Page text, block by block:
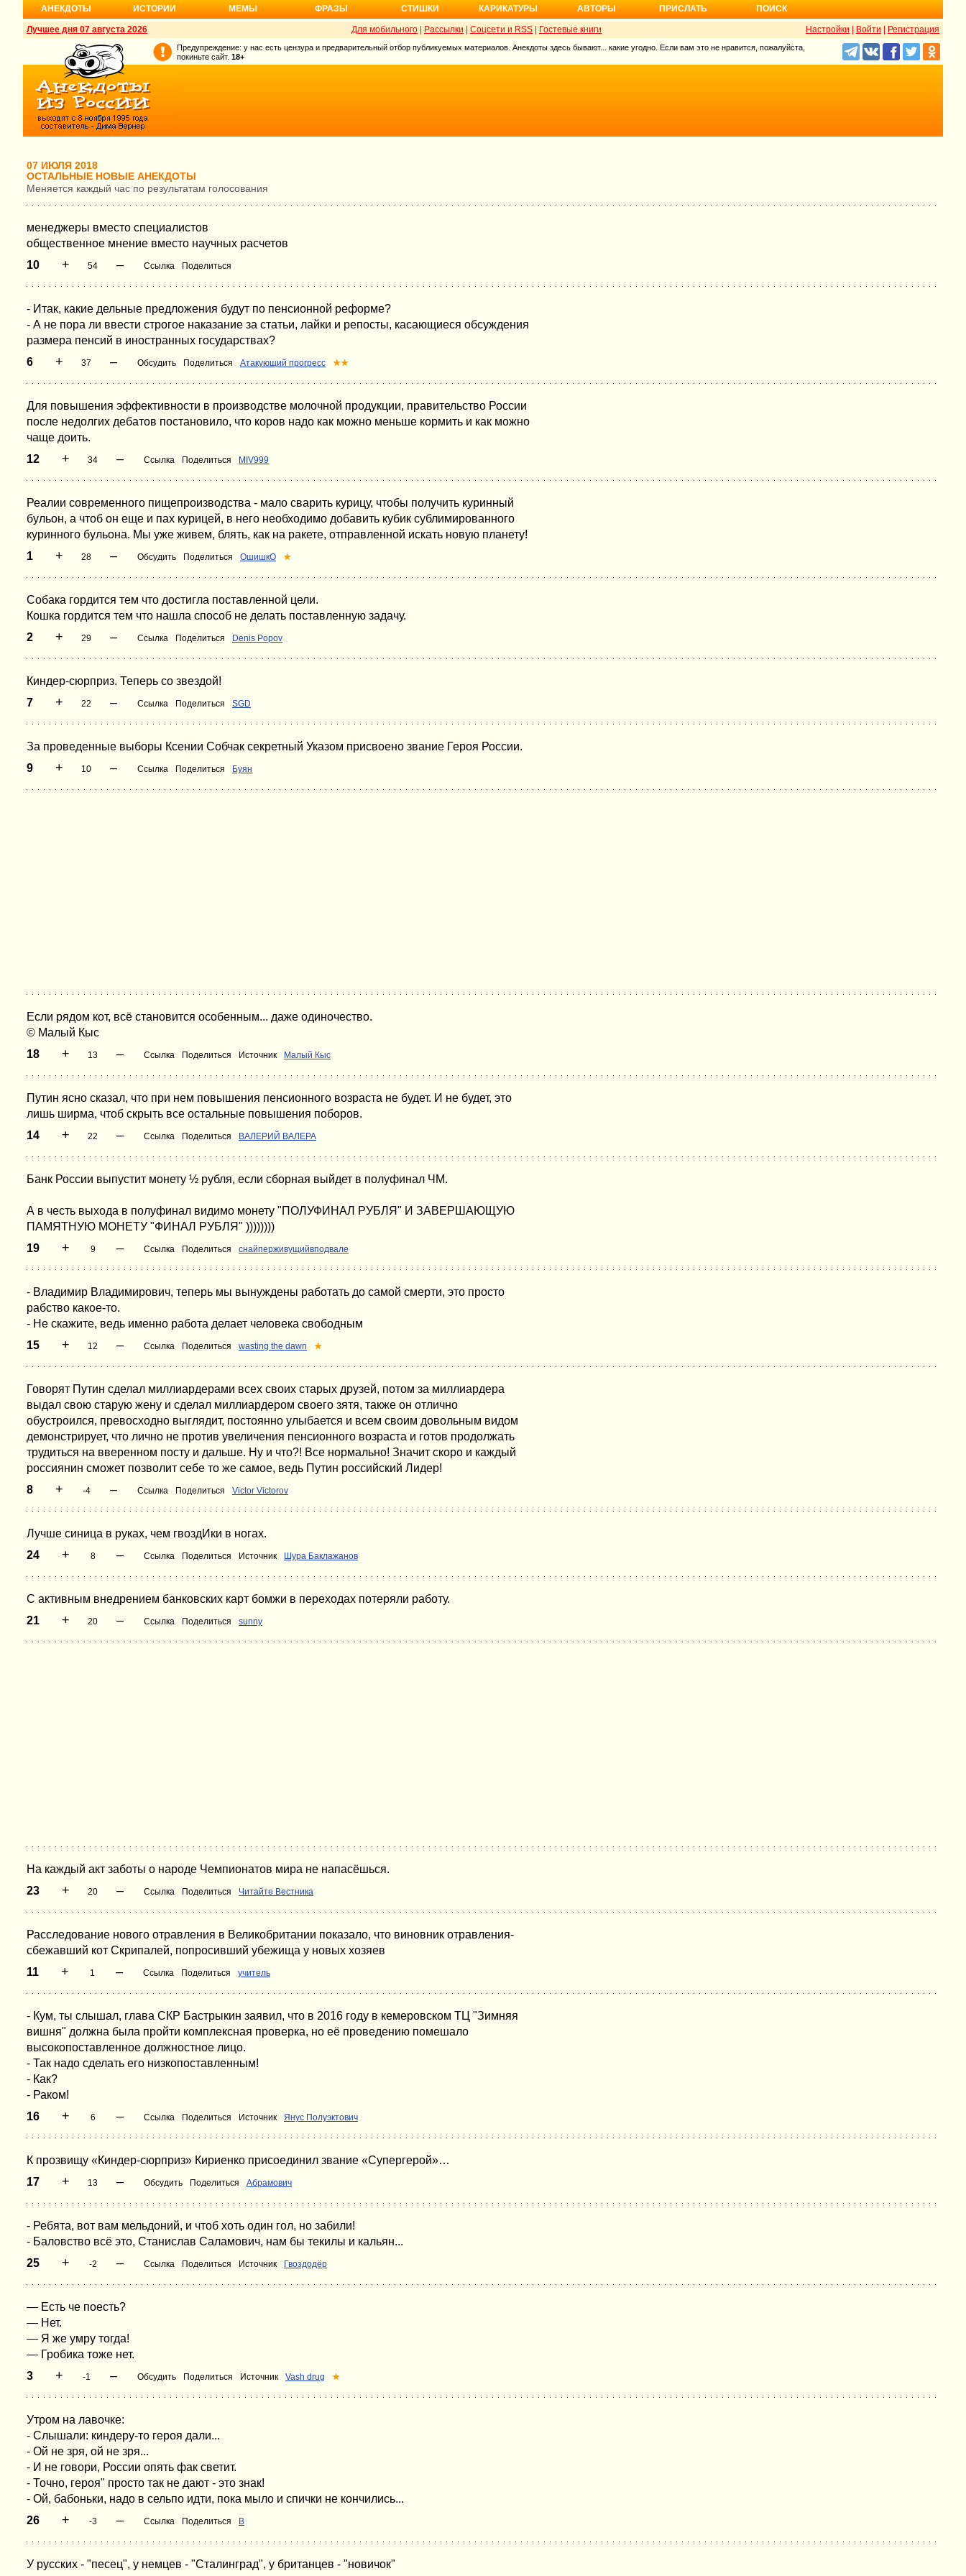
АНЕКДОТЫ ИСТОРИИ МЕМЫ ФРАЗЫ СТИШКИ КАРИКАТУРЫ АВТОРЫ ПРИСЛАТЬ ПОИСК
Лучшее дня 07 августа 2026 Настройки Войти Регистрация
Для мобильного Рассылки Соцсети и RSS Гостевые книги
Предупреждение: у нас есть цензура и предварительный отбор публикуемых материалов. Анекдоты здесь бывают... какие угодно. Если вам это не нравится, пожалуйста,
покиньте сайт. 18+
07 ИЮЛЯ 2018
ОСТАЛЬНЫЕ НОВЫЕ АНЕКДОТЫ
Меняется каждый час по результатам голосования
менеджеры вместо специалистов
общественное мнение вместо научных расчетов
10
+ 54 – Ссылка Поделиться
- Итак, какие дельные предложения будут по пенсионной реформе?
- А не пора ли ввести строгое наказание за статьи, лайки и репосты, касающиеся обсуждения
размера пенсий в иностранных государствах?
6
+ 37 – Обсудить Поделиться Атакующий прогресс ★★
Для повышения эффективности в производстве молочной продукции, правительство России
после недолгих дебатов постановило, что коров надо как можно меньше кормить и как можно
чаще доить.
12
+ 34 – Ссылка Поделиться MIV999
Реалии современного пищепроизводства - мало сварить курицу, чтобы получить куринный
бульон, а чтоб он еще и пах курицей, в него необходимо добавить кубик сублимированного
куринного бульона. Мы уже живем, блять, как на ракете, отправленной искать новую планету!
1
+ 28 – Обсудить Поделиться ОшишкО ★
Собака гордится тем что достигла поставленной цели.
Кошка гордится тем что нашла способ не делать поставленную задачу.
2
+ 29 – Ссылка Поделиться Denis Popov
Киндер-сюрприз. Теперь со звездой!
7
+ 22 – Ссылка Поделиться SGD
За проведенные выборы Ксении Собчак секретный Указом присвоено звание Героя России.
9
+ 10 – Ссылка Поделиться Буян
Если рядом кот, всё становится особенным... даже одиночество.
© Малый Кыс
18
+ 13 – Ссылка Поделиться Источник Малый Кыс
Путин ясно сказал, что при нем повышения пенсионного возраста не будет. И не будет, это
лишь ширма, чтоб скрыть все остальные повышения поборов.
14
+ 22 – Ссылка Поделиться ВАЛЕРИЙ ВАЛЕРА
Банк России выпустит монету ½ рубля, если сборная выйдет в полуфинал ЧМ.
А в честь выхода в полуфинал видимо монету "ПОЛУФИНАЛ РУБЛЯ" И ЗАВЕРШАЮЩУЮ
ПАМЯТНУЮ МОНЕТУ "ФИНАЛ РУБЛЯ" ))))))))
19
+ 9 – Ссылка Поделиться снайперживущийвподвале
- Владимир Владимирович, теперь мы вынуждены работать до самой смерти, это просто
рабство какое-то.
- Не скажите, ведь именно работа делает человека свободным
15
+ 12 – Ссылка Поделиться wasting the dawn ★
Говорят Путин сделал миллиардерами всех своих старых друзей, потом за миллиардера
выдал свою старую жену и сделал миллиардером своего зятя, также он отлично
обустроился, превосходно выглядит, постоянно улыбается и всем своим довольным видом
демонстрирует, что лично не против увеличения пенсионного возраста и готов продолжать
трудиться на вверенном посту и дальше. Ну и что?! Все нормально! Значит скоро и каждый
россиянин сможет позволит себе то же самое, ведь Путин российский Лидер!
8
+ -4 – Ссылка Поделиться Victor Victorov
Лучше синица в руках, чем гвоздИки в ногах.
24
+ 8 – Ссылка Поделиться Источник Шура Баклажанов
С активным внедрением банковских карт бомжи в переходах потеряли работу.
21
+ 20 – Ссылка Поделиться sunny
На каждый акт заботы о народе Чемпионатов мира не напасёшься.
23
+ 20 – Ссылка Поделиться Читайте Вестника
Расследование нового отравления в Великобритании показало, что виновник отравления-
сбежавший кот Скрипалей, попросивший убежища у новых хозяев
11
+ 1 – Ссылка Поделиться учитель
- Кум, ты слышал, глава СКР Бастрыкин заявил, что в 2016 году в кемеровском ТЦ "Зимняя
вишня" должна была пройти комплексная проверка, но её проведению помешало
высокопоставленное должностное лицо.
- Так надо сделать его низкопоставленным!
- Как?
- Раком!
16
+ 6 – Ссылка Поделиться Источник Янус Полуэктович
К прозвищу «Киндер-сюрприз» Кириенко присоединил звание «Супергерой»…
17
+ 13 – Обсудить Поделиться Абрамович
- Ребята, вот вам мельдоний, и чтоб хоть один гол, но забили!
- Баловство всё это, Станислав Саламович, нам бы текилы и кальян...
25
+ -2 – Ссылка Поделиться Источник Гвоздодёр
— Есть че поесть?
— Нет.
— Я же умру тогда!
— Гробика тоже нет.
3
+ -1 – Обсудить Поделиться Источник Vash drug ★
Утром на лавочке:
- Слышали: киндеру-то героя дали...
- Ой не зря, ой не зря...
- И не говори, России опять фак светит.
- Точно, героя" просто так не дают - это знак!
- Ой, бабоньки, надо в сельпо идти, пока мыло и спички не кончились...
26
+ -3 – Ссылка Поделиться В
У русских - "песец", у немцев - "Сталинград", у британцев - "новичок"